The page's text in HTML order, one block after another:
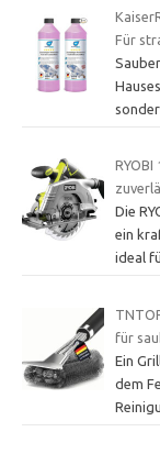
Für
RYOBI
Die
ein
ideal
für
Ein
dem